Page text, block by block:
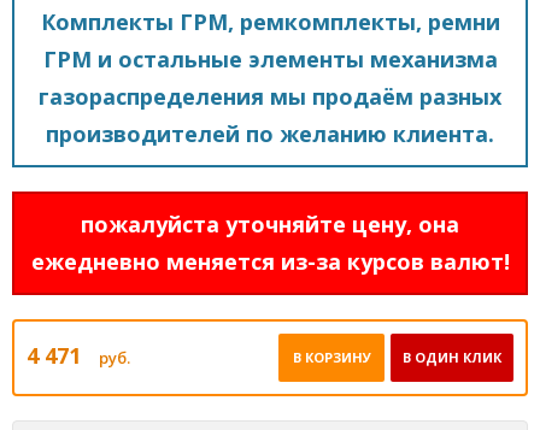
Комплекты ГРМ, ремкомплекты, ремни
ГРМ и остальные элементы механизма
газораспределения мы продаём разных
производителей по желанию клиента.
пожалуйста уточняйте цену, она
ежедневно меняется из-за курсов валют!
4 471 руб. В ОДИН КЛИК
В КОРЗИНУ